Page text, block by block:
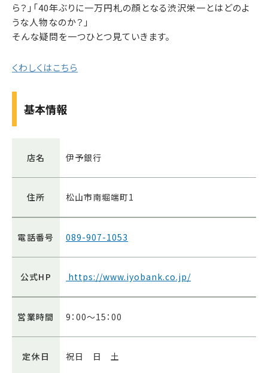
ら？」「40年ぶりに一万円札の顔となる渋沢栄一とはどのよ
うな人物なのか？」
そんな疑問を一つひとつ見ていきます。
くわしくはこちら
基本情報
店名 伊予銀行
住所 松山市南堀端町1
電話番号 089-907-1053
公式HP https://www.iyobank.co.jp/
営業時間 9：00～15：00
定休日 祝日 日 土